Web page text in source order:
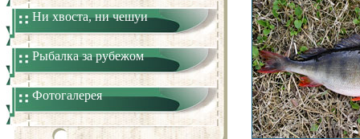
Ни хвоста, ни чешуи
Рыбалка за рубежом
Фотогалерея